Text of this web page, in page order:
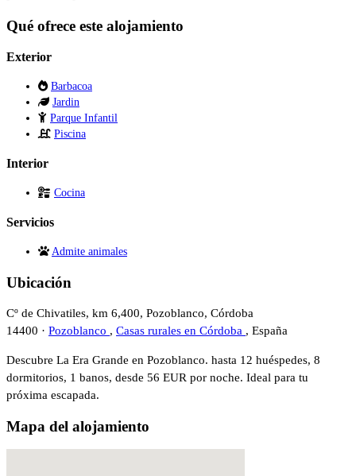
Qué ofrece este alojamiento
Exterior
Barbacoa
Jardin
Parque Infantil
Piscina
Interior
Cocina
Servicios
Admite animales
Ubicación
Cº de Chivatiles, km 6,400, Pozoblanco, Córdoba
14400 · Pozoblanco , Casas rurales en Córdoba , España
Descubre La Era Grande en Pozoblanco. hasta 12 huéspedes, 8
dormitorios, 1 banos, desde 56 EUR por noche. Ideal para tu
próxima escapada.
Mapa del alojamiento